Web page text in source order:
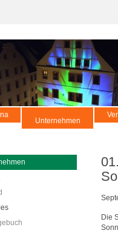
Unternehmen
Die